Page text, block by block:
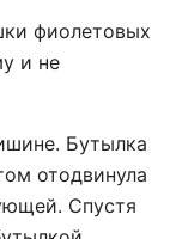
фиолетовых
и не
Бутылка
отодвинула
Спустя